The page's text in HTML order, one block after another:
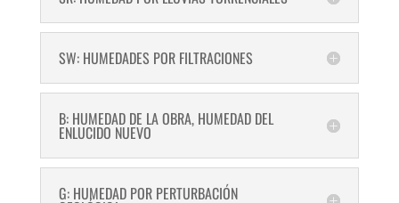
SW: HUMEDADES POR FILTRACIONES
B: HUMEDAD DE LA OBRA, HUMEDAD DEL
ENLUCIDO NUEVO
G: HUMEDAD POR PERTURBACIÓN